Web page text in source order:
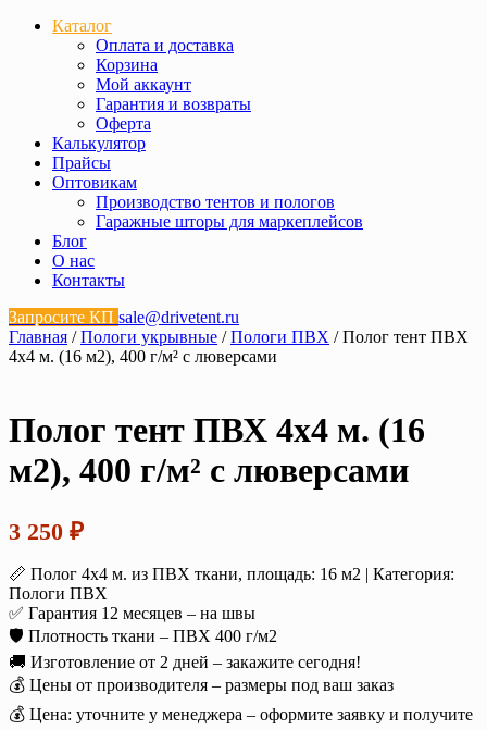
Каталог
Оплата и доставка
Корзина
Мой аккаунт
Гарантия и возвраты
Оферта
Калькулятор
Прайсы
Оптовикам
Производство тентов и пологов
Гаражные шторы для маркеплейсов
Блог
О нас
Контакты
Запросите КП sale@drivetent.ru
Главная /Пологи укрывные /Пологи ПВХ / Полог тент ПВХ
4х4 м. (16 м2), 400 г/м² с люверсами
Полог тент ПВХ 4х4 м. (16
м2), 400 г/м² с люверсами
3 250 ₽
📏 Полог 4х4 м. из ПВХ ткани, площадь: 16 м2 | Категория:
Пологи ПВХ
✅ Гарантия 12 месяцев – на швы
🛡️ Плотность ткани – ПВХ 400 г/м2
🚚 Изготовление от 2 дней – закажите сегодня!
💰 Цены от производителя – размеры под ваш заказ
💰 Цена: уточните у менеджера – оформите заявку и получите